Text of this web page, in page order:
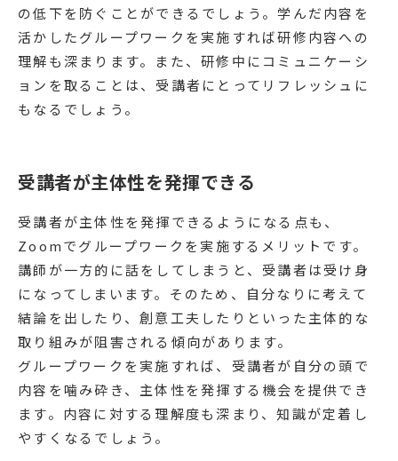
の低下を防ぐことができるでしょう。学んだ内容を
活かしたグループワークを実施すれば研修内容への
理解も深まります。また、研修中にコミュニケーシ
ョンを取ることは、受講者にとってリフレッシュに
もなるでしょう。
受講者が主体性を発揮できる
受講者が主体性を発揮できるようになる点も、
Zoomでグループワークを実施するメリットです。
講師が一方的に話をしてしまうと、受講者は受け身
になってしまいます。そのため、自分なりに考えて
結論を出したり、創意工夫したりといった主体的な
取り組みが阻害される傾向があります。
グループワークを実施すれば、受講者が自分の頭で
内容を噛み砕き、主体性を発揮する機会を提供でき
ます。内容に対する理解度も深まり、知識が定着し
やすくなるでしょう。